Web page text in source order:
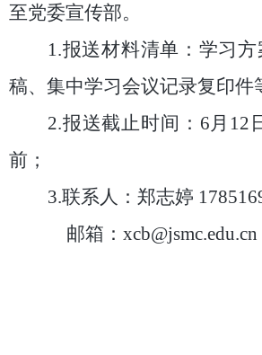
至党委宣传部。
1.报送材料清单：学习
稿、集中学习会议记录复印件
2.报送截止时间： 6月 12
前；
3.联系人：郑志婷
邮箱： xcb@jsmc.edu.cn